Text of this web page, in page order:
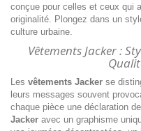
conçue pour celles et ceux qui
originalité. Plongez dans un
culture urbaine.
Vêtements Jacker :
Les vêtements Jacker se
leurs messages souvent
chaque pièce une déclaration
Jacker avec un graphisme